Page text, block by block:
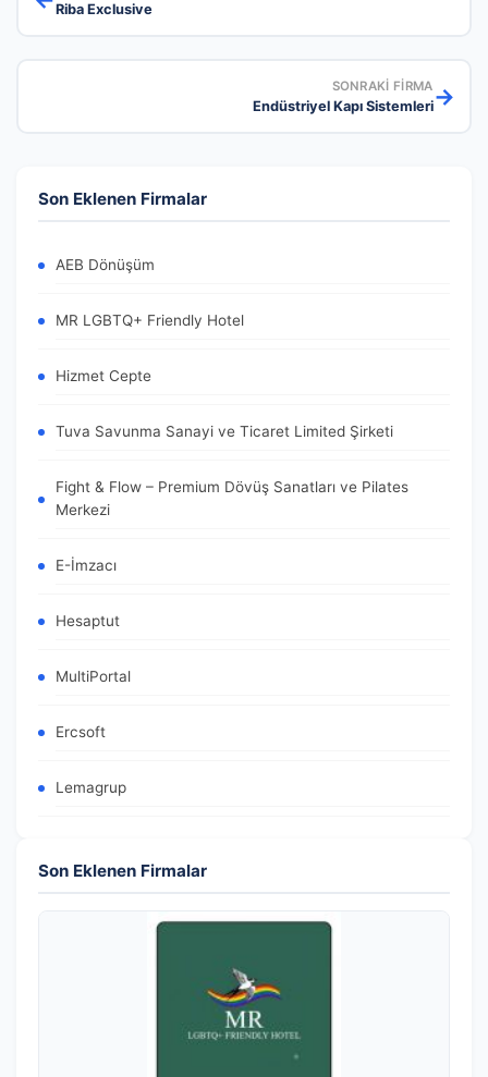
Riba Exclusive
SONRAKI FIRMA
Endüstriyel Kapı Sistemleri→
Son Eklenen Firmalar
AEB Dönüşüm
MR LGBTQ+ Friendly Hotel
Hizmet Cepte
Tuva Savunma Sanayi ve Ticaret Limited Şirketi
Fight & Flow – Premium Dövüş Sanatları ve Pilates
Merkezi
E-İmzacı
Hesaptut
MultiPortal
Ercsoft
Lemagrup
Son Eklenen Firmalar